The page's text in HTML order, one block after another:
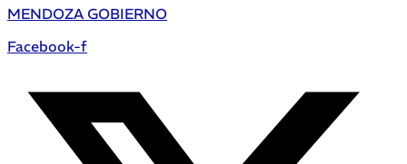
MENDOZA GOBIERNO
Facebook-f